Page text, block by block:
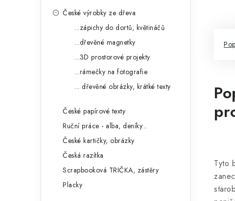
České výrobky ze dřeva
...zápichy do dortů, květináčů
...dřevěné magnetky
...3D prostorové projekty
...rámečky na fotografie
... dřevěné obrázky, krátké texty
České papírové texty
Ruční práce - alba, deníky...
České kartičky, obrázky
Česká razítka
Scrapbooková TRIČKA, zástěry
Placky
Tyto